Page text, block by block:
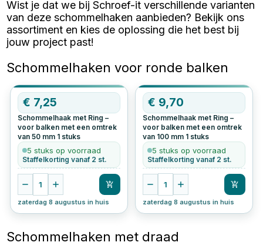
Wist je dat we bij Schroef-it verschillende varianten
van deze schommelhaken aanbieden? Bekijk ons
assortiment en kies de oplossing die het best bij
jouw project past!
Schommelhaken voor ronde balken
€ 7,25
Schommelhaak met Ring –
voor balken met een omtrek
van 50 mm 1 stuks
5 stuks op voorraad
Staffelkorting vanaf 2 st.
1
zaterdag 8 augustus in huis
€ 9,70
Schommelhaak met Ring –
voor balken met een omtrek
van 100 mm 1 stuks
5 stuks op voorraad
Staffelkorting vanaf 2 st.
1
zaterdag 8 augustus in huis
Schommelhaken met draad